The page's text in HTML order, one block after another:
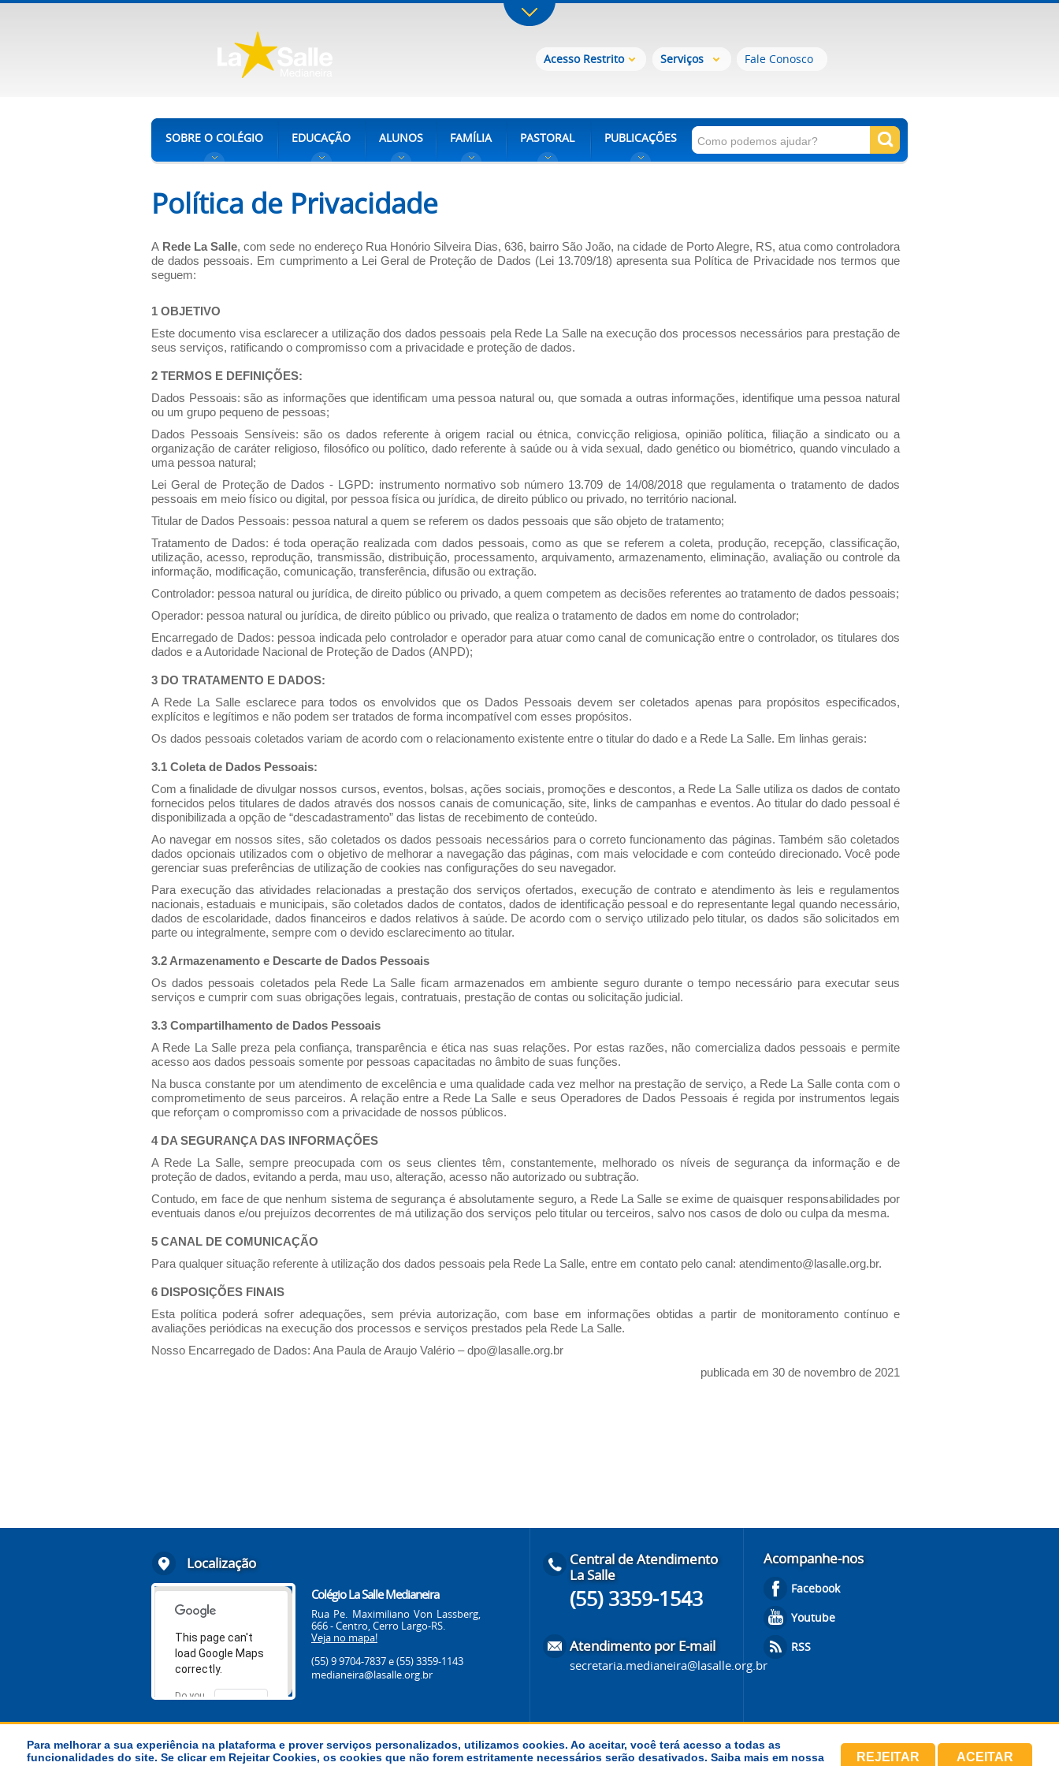
Acesso Restrito Serviços Fale Conosco
SOBRE O COLÉGIO EDUCAÇÃO ALUNOS FAMÍLIA PASTORAL PUBLICAÇÕES
Política de Privacidade
A Rede La Salle, com sede no endereço Rua Honório Silveira Dias, 636, bairro São João, na cidade de Porto Alegre, RS, atua como controladora
de dados pessoais. Em cumprimento a Lei Geral de Proteção de Dados (Lei 13.709/18) apresenta sua Política de Privacidade nos termos que
seguem:
1 OBJETIVO
Este documento visa esclarecer a utilização dos dados pessoais pela Rede La Salle na execução dos processos necessários para prestação de
seus serviços, ratificando o compromisso com a privacidade e proteção de dados.
2 TERMOS E DEFINIÇÕES:
Dados Pessoais: são as informações que identificam uma pessoa natural ou, que somada a outras informações, identifique uma pessoa natural
ou um grupo pequeno de pessoas;
Dados Pessoais Sensíveis: são os dados referente à origem racial ou étnica, convicção religiosa, opinião política, filiação a sindicato ou a
organização de caráter religioso, filosófico ou político, dado referente à saúde ou à vida sexual, dado genético ou biométrico, quando vinculado a
uma pessoa natural;
Lei Geral de Proteção de Dados - LGPD: instrumento normativo sob número 13.709 de 14/08/2018 que regulamenta o tratamento de dados
pessoais em meio físico ou digital, por pessoa física ou jurídica, de direito público ou privado, no território nacional.
Titular de Dados Pessoais: pessoa natural a quem se referem os dados pessoais que são objeto de tratamento;
Tratamento de Dados: é toda operação realizada com dados pessoais, como as que se referem a coleta, produção, recepção, classificação,
utilização, acesso, reprodução, transmissão, distribuição, processamento, arquivamento, armazenamento, eliminação, avaliação ou controle da
informação, modificação, comunicação, transferência, difusão ou extração.
Controlador: pessoa natural ou jurídica, de direito público ou privado, a quem competem as decisões referentes ao tratamento de dados pessoais;
Operador: pessoa natural ou jurídica, de direito público ou privado, que realiza o tratamento de dados em nome do controlador;
Encarregado de Dados: pessoa indicada pelo controlador e operador para atuar como canal de comunicação entre o controlador, os titulares dos
dados e a Autoridade Nacional de Proteção de Dados (ANPD);
3 DO TRATAMENTO E DADOS:
A Rede La Salle esclarece para todos os envolvidos que os Dados Pessoais devem ser coletados apenas para propósitos especificados,
explícitos e legítimos e não podem ser tratados de forma incompatível com esses propósitos.
Os dados pessoais coletados variam de acordo com o relacionamento existente entre o titular do dado e a Rede La Salle. Em linhas gerais:
3.1 Coleta de Dados Pessoais:
Com a finalidade de divulgar nossos cursos, eventos, bolsas, ações sociais, promoções e descontos, a Rede La Salle utiliza os dados de contato
fornecidos pelos titulares de dados através dos nossos canais de comunicação, site, links de campanhas e eventos. Ao titular do dado pessoal é
disponibilizada a opção de “descadastramento” das listas de recebimento de conteúdo.
Ao navegar em nossos sites, são coletados os dados pessoais necessários para o correto funcionamento das páginas. Também são coletados
dados opcionais utilizados com o objetivo de melhorar a navegação das páginas, com mais velocidade e com conteúdo direcionado. Você pode
gerenciar suas preferências de utilização de cookies nas configurações do seu navegador.
Para execução das atividades relacionadas a prestação dos serviços ofertados, execução de contrato e atendimento às leis e regulamentos
nacionais, estaduais e municipais, são coletados dados de contatos, dados de identificação pessoal e do representante legal quando necessário,
dados de escolaridade, dados financeiros e dados relativos à saúde. De acordo com o serviço utilizado pelo titular, os dados são solicitados em
parte ou integralmente, sempre com o devido esclarecimento ao titular.
3.2 Armazenamento e Descarte de Dados Pessoais
Os dados pessoais coletados pela Rede La Salle ficam armazenados em ambiente seguro durante o tempo necessário para executar seus
serviços e cumprir com suas obrigações legais, contratuais, prestação de contas ou solicitação judicial.
3.3 Compartilhamento de Dados Pessoais
A Rede La Salle preza pela confiança, transparência e ética nas suas relações. Por estas razões, não comercializa dados pessoais e permite
acesso aos dados pessoais somente por pessoas capacitadas no âmbito de suas funções.
Na busca constante por um atendimento de excelência e uma qualidade cada vez melhor na prestação de serviço, a Rede La Salle conta com o
comprometimento de seus parceiros. A relação entre a Rede La Salle e seus Operadores de Dados Pessoais é regida por instrumentos legais
que reforçam o compromisso com a privacidade de nossos públicos.
4 DA SEGURANÇA DAS INFORMAÇÕES
A Rede La Salle, sempre preocupada com os seus clientes têm, constantemente, melhorado os níveis de segurança da informação e de
proteção de dados, evitando a perda, mau uso, alteração, acesso não autorizado ou subtração.
Contudo, em face de que nenhum sistema de segurança é absolutamente seguro, a Rede La Salle se exime de quaisquer responsabilidades por
eventuais danos e/ou prejuízos decorrentes de má utilização dos serviços pelo titular ou terceiros, salvo nos casos de dolo ou culpa da mesma.
5 CANAL DE COMUNICAÇÃO
Para qualquer situação referente à utilização dos dados pessoais pela Rede La Salle, entre em contato pelo canal: atendimento@lasalle.org.br.
6 DISPOSIÇÕES FINAIS
Esta política poderá sofrer adequações, sem prévia autorização, com base em informações obtidas a partir de monitoramento contínuo e
avaliações periódicas na execução dos processos e serviços prestados pela Rede La Salle.
Nosso Encarregado de Dados: Ana Paula de Araujo Valério –dpo@lasalle.org.br
publicada em 30 de novembro de 2021
Localização
This page can't
load Google Maps
correctly.
Do you
website?
OK
Colégio La Salle Medianeira
Rua Pe. Maximiliano Von Lassberg,
666 - Centro, Cerro Largo-RS.
Veja no mapa!
(55) 9 9704-7837e (55) 3359-1143
Para melhorar a sua experiência na plataforma e prover serviços personalizados, utilizamos cookies. Ao aceitar, você terá acesso a todas as
funcionalidades do site. Se clicar em Rejeitar Cookies, os cookies que não forem estritamente necessários serão desativados. Saiba mais em nossa
REJEITAR ACEITAR
medianeira@lasalle.org.br
Central de Atendimento
La Salle
(55) 3359-1543
Atendimento por E-mail
secretaria.medianeira@lasalle.org.br
Acompanhe-nos
Facebook
Youtube
RSS